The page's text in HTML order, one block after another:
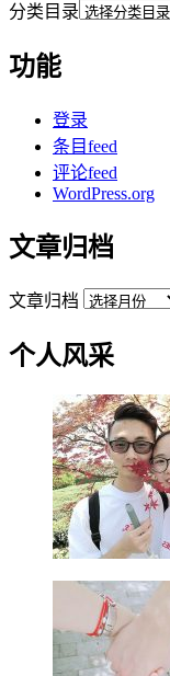
分类目录
功能
登录
条目feed
评论feed
WordPress.org
文章归档
文章归档
个人风采